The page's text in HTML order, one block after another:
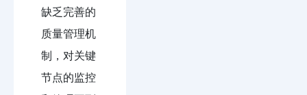
缺乏完善的
质量管理机
制，对关键
节点的监控